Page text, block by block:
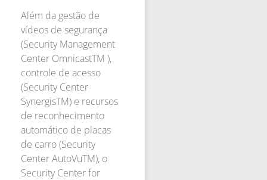
Além da gestão de
vídeos de segurança
(Security Management
Center OmnicastTM ),
controle de acesso
(Security Center
SynergisTM) e recursos
de reconhecimento
automático de placas
de carro (Security
Center AutoVuTM), o
Security Center for